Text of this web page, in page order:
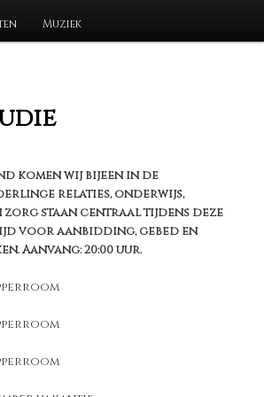
Muziek
komen wij bijeen in de
relaties, onderwijs,
zorg staan centraal tijdens deze
voor aanbidding, gebed en
Aanvang: 20:00 uur.